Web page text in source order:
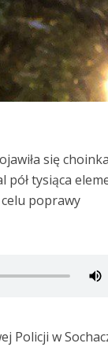
się
pół tysiąca
poprawy
Policji w